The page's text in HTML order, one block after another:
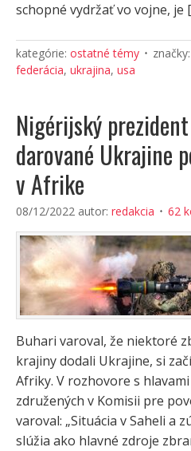
schopné vydržať vo vojne, je
kategórie: ostatné témy značky:
federácia, ukrajina, usa
Nigérijský
darované Ukrajine
v Afrike
08/12/2022 autor: redakcia 62
Buhari varoval, že niektoré
krajiny dodali Ukrajine, si
Afriky. V rozhovore s
združených v Komisii pre
varoval: „Situácia v Saheli a
slúžia ako hlavné zdroje